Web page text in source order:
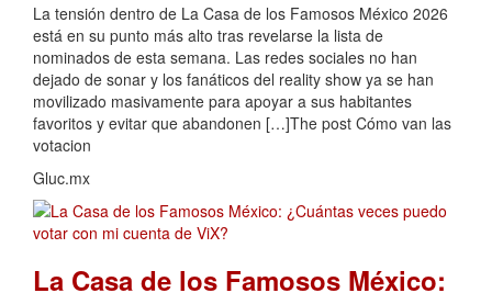
La tensión dentro de La Casa de los Famosos México 2026
está en su punto más alto tras revelarse la lista de
nominados de esta semana. Las redes sociales no han
dejado de sonar y los fanáticos del reality show ya se han
movilizado masivamente para apoyar a sus habitantes
favoritos y evitar que abandonen […]The post Cómo van las
votacion
Gluc.mx
La Casa de los Famosos México: